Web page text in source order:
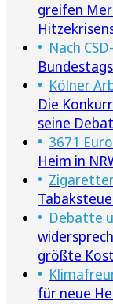
greifen
Nach
Kölner
Die
seine
3671
Heim in
Debatte
größte
für neue